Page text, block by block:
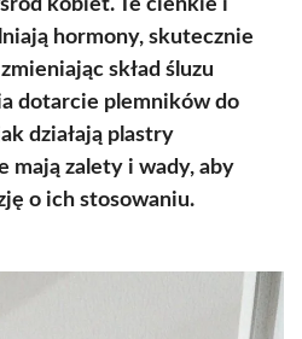
kobiet. Te cienkie i
hormony, skutecznie
skład śluzu
dotarcie plemników do
działają plastry
mają zalety i wady, aby
o ich stosowaniu.